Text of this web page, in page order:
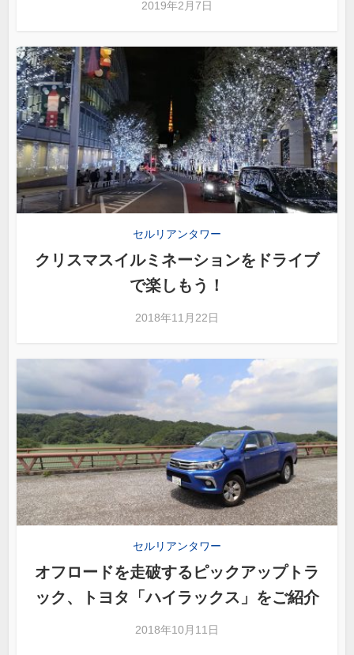
2019年2月7日
セルリアンタワー
クリスマスイルミネーションをドライブ
で楽しもう！
2018年11月22日
セルリアンタワー
オフロードを走破するピックアップトラ
ック、トヨタ「ハイラックス」をご紹介
2018年10月11日